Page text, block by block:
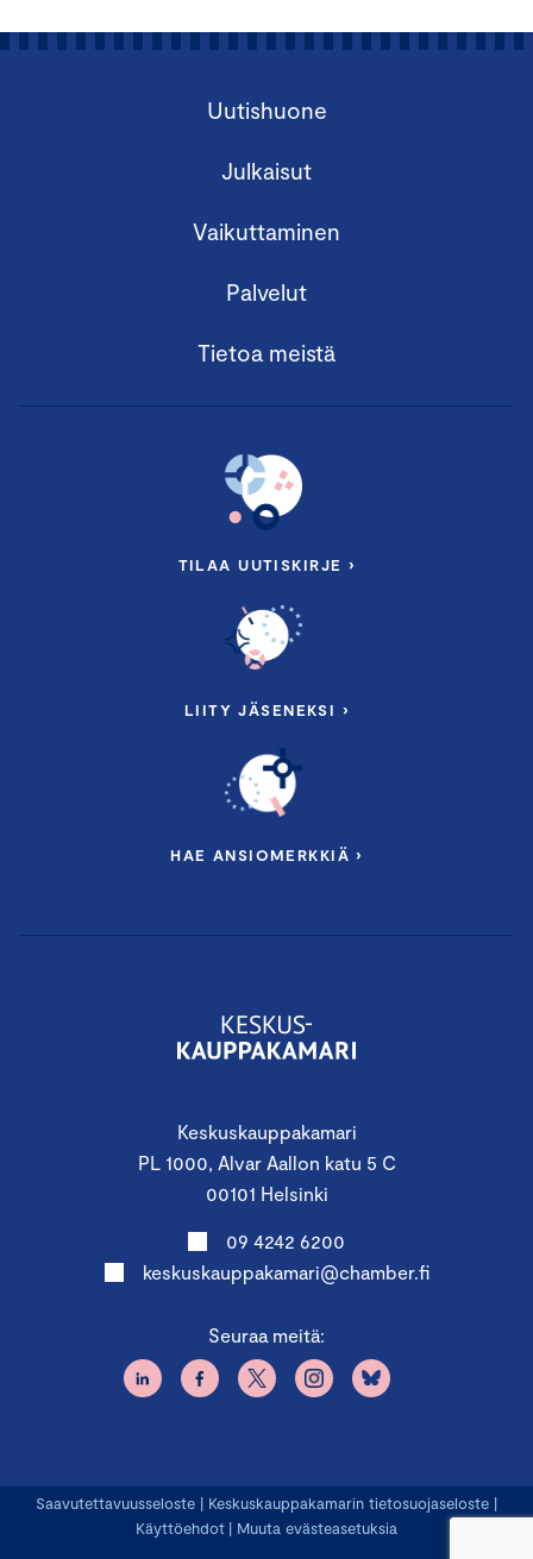
Keskuskauppakamari
PL 1000, Alvar Aallon katu 5 C
00101 Helsinki
09 4242 6200
keskuskauppakamari@chamber.fi
Seuraa meitä:
Uutishuone
Julkaisut
Vaikuttaminen
Palvelut
Tietoa meistä
TILAA UUTISKIRJE ›
LIITY JÄSENEKSI ›
HAE ANSIOMERKKIÄ ›
Saavutettavuusseloste | Keskuskauppakamarin tietosuojaseloste |
Käyttöehdot | Muuta evästeasetuksia